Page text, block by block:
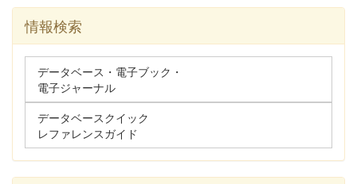
情報検索
データベース・電子ブック・
電子ジャーナル
データベースクイック
レファレンスガイド